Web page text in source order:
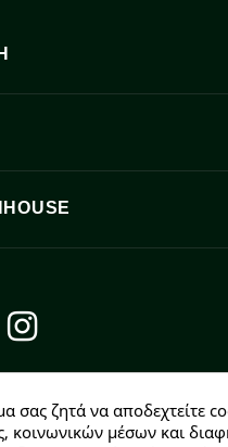
YouTube
σας ζητά να αποδεχτείτε
κοινωνικών μέσων και